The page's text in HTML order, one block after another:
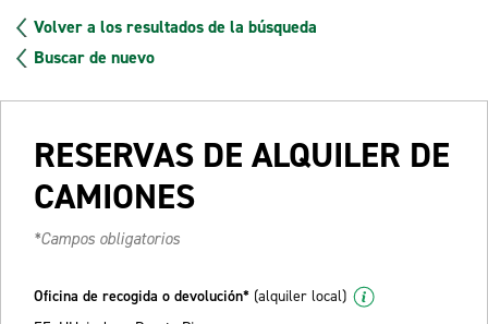
Volver a los resultados de la búsqueda
Buscar de nuevo
RESERVAS DE ALQUILER DE
CAMIONES
*Campos obligatorios
Oficina de recogida o devolución* (alquiler local)